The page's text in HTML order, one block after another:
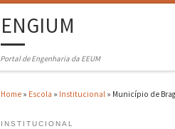
ENGIUM
Portal de Engenharia da EEUM
Home » Escola » Institucional » Município de
INSTITUCIONAL